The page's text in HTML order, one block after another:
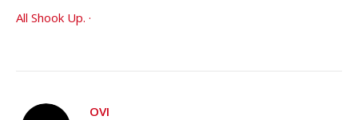
All Shook Up. ·
OVI